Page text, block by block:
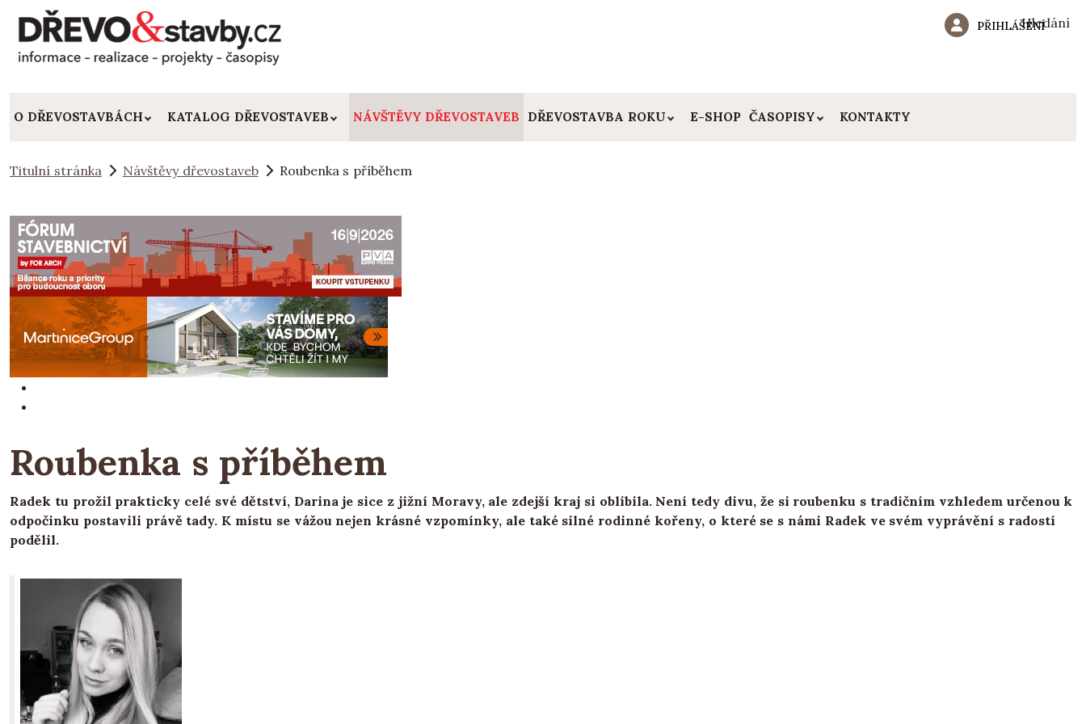
Hledání
PŘIHLÁŠENÍ
O DŘEVOSTAVBÁCH KATALOG DŘEVOSTAVEB NÁVŠTĚVY DŘEVOSTAVEB DŘEVOSTAVBA ROKU E-SHOP ČASOPISY KONTAKTY
Titulní stránka Návštěvy dřevostaveb Roubenka s příběhem
Roubenka s příběhem
Radek tu prožil prakticky celé své dětství, Darina je sice z jižní Moravy, ale zdejší kraj si oblíbila. Není tedy divu, že si roubenku s tradičním vzhledem určenou k
odpočinku postavili právě tady. K místu se vážou nejen krásné vzpomínky, ale také silné rodinné kořeny, o které se s námi Radek ve svém vyprávění s radostí
podělil.